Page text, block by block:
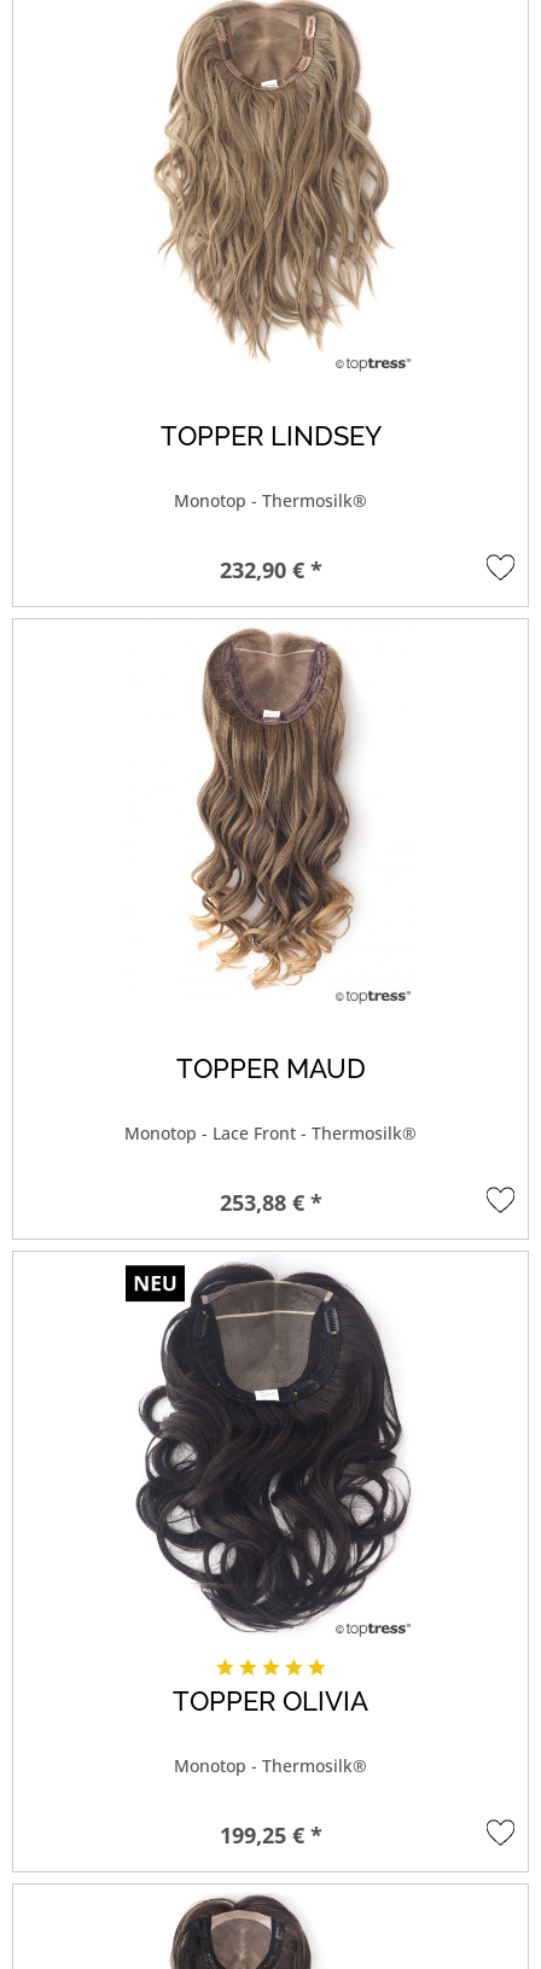
TOPPER LINDSEY
Monotop - Thermosilk®
232,90 € *
TOPPER MAUD
Monotop - Lace Front - Thermosilk®
253,88 € *
TOPPER OLIVIA
Monotop - Thermosilk®
199,25 € *